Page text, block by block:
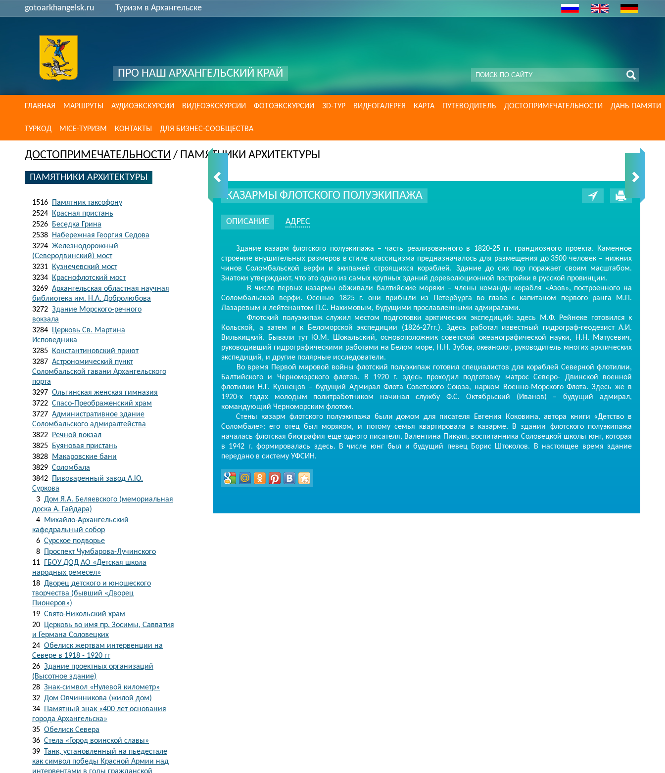
gotoarkhangelsk.ru Туризм в Архангельске
ПРО НАШ АРХАНГЕЛЬСКИЙ КРАЙ
ГЛАВНАЯ МАРШРУТЫ АУДИОЭКСКУРСИИ ВИДЕОЭКСКУРСИИ ФОТОЭКСКУРСИИ 3D-ТУР ВИДЕОГАЛЕРЕЯ КАРТА ПУТЕВОДИТЕЛЬ ДОСТОПРИМЕЧАТЕЛЬНОСТИ ДАНЬ ПАМЯТИ
ТУРКОД MICE-ТУРИЗМ КОНТАКТЫ ДЛЯ БИЗНЕС-СООБЩЕСТВА
ДОСТОПРИМЕЧАТЕЛЬНОСТИ / ПАМЯТНИКИ АРХИТЕКТУРЫ
ПАМЯТНИКИ АРХИТЕКТУРЫ
1516
Памятник таксофону
2524
Красная пристань
2526
Беседка Грина
2538
Набережная Георгия Седова
3224 Железнодорожный
(Северодвинский) мост
3231
Кузнечевский мост
3234
Краснофлотский мост
3269 Архангельская областная научная
библиотека им. Н.А. Добролюбова
3272 Здание Морского-речного
вокзала
3284
Церковь Св. Мартина
Исповедника
3285
Константиновский приют
3287 Астрономический пункт
Соломбальской гавани Архангельского
порта
3297 Ольгинская женская гимназия
3722 Спасо-Преображенский храм
3727 Административное здание
Соломбальского адмиралтейства
3822
Речной вокзал
3825
Буяновая пристань
3828
Макаровские бани
3829 Соломбала
3842
Пивоваренный завод А.Ю.
Суркова
3 Дом Я.А. Беляевского (мемориальная
доска А. Гайдара)
4
Михайло-Архангельский
кафедральный собор
6 Сурское подворье
8
Проспект Чумбарова-Лучинского
11
ГБОУ ДОД АО «Детская школа
народных ремесел»
18 Дворец детского и юношеского
творчества (бывший «Дворец
Пионеров»)
19 Свято-Никольский храм
20
Церковь во имя пр. Зосимы, Савватия
и Германа Соловецких
24 Обелиск жертвам интервенции на
Севере в 1918 - 1920 гг
26 Здание проектных организаций
(Высотное здание)
28 Знак-символ «Нулевой километр»
32 Дом Овчинникова (жилой дом)
34
Памятный знак «400 лет основания
города Архангельска»
35 Обелиск Севера
36 Стела «Город воинской славы»
39 Танк, установленный на пьедестале
как символ победы Красной Армии над
КАЗАРМЫ ФЛОТСКОГО ПОЛУЭКИПАЖА
ОПИСАНИЕ АДРЕС
Здание казарм флотского полуэкипажа – часть реализованного в 1820-25 гг. грандиозного проекта. Каменное
строение внушительных размеров в стиле классицизма предназначалось для размещения до 3500 человек – нижних
чинов Соломбальской верфи и экипажей строящихся кораблей. Здание до сих пор поражает своим масштабом.
Знатоки утверждают, что это одно из самых крупных зданий дореволюционной постройки в русской провинции.
В числе первых казармы обживали балтийские моряки – члены команды корабля «Азов», построенного на
Соломбальской верфи. Осенью 1825 г. они прибыли из Петербурга во главе с капитаном первого ранга М.П.
Лазаревым и лейтенантом П.С. Нахимовым, будущими прославленными адмиралами.
Флотский полуэкипаж служил местом подготовки арктических экспедиций: здесь М.Ф. Рейнеке готовился к
Кольской, а затем и к Беломорской экспедиции (1826-27гг.). Здесь работал известный гидрограф-геодезист А.И.
Вилькицкий. Бывали тут Ю.М. Шокальский, основоположник советской океанографической науки, Н.Н. Матусевич,
руководивший гидрографическими работами на Белом море, Н.Н. Зубов, океанолог, руководитель многих арктических
экспедиций, и другие полярные исследователи.
Во время Первой мировой войны флотский полуэкипаж готовил специалистов для кораблей Северной флотилии,
Балтийского и Черноморского флотов. В 1920 г. здесь проходил подготовку матрос Северо- Двинской военной
флотилии Н.Г. Кузнецов – будущий Адмирал Флота Советского Союза, нарком Военно-Морского Флота. Здесь же в
1920-х годах молодым политработником начинал службу Ф.С. Октябрьский (Иванов) – будущий адмирал,
командующий Черноморским флотом.
Стены казарм флотского полуэкипажа были домом для писателя Евгения Коковина, автора книги «Детство в
Соломбале»: его отец был моряком, и потому семья квартировала в казарме. В здании флотского полуэкипажа
началась флотская биография еще одного писателя, Валентина Пикуля, воспитанника Соловецкой школы юнг, которая
в 1942 г. формировалась здесь. В числе юнг был и будущий певец Борис Штоколов. В настоящее время здание
передано в систему УФСИН.